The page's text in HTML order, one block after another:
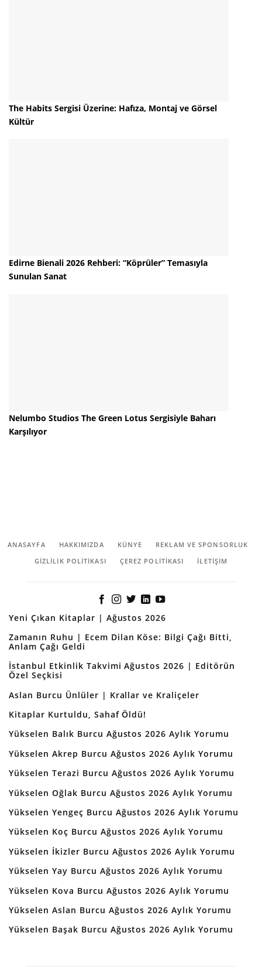
The Habits Sergisi Üzerine: Hafıza, Montaj ve Görsel
Kültür
Edirne Bienali 2026 Rehberi: “Köprüler” Temasıyla
Sunulan Sanat
Nelumbo Studios The Green Lotus Sergisiyle Baharı
Karşılıyor
ANASAYFA HAKKIMIZDA KÜNYE
REKLAM VE SPONSORLUK
GIZLILIK POLITIKASI
ÇEREZ POLITIKASI İLETİŞİM
Yeni Çıkan Kitaplar | Ağustos 2026
Zamanın Ruhu | Ecem Dilan Köse: Bilgi Çağı Bitti,
Anlam Çağı Geldi
İstanbul Etkinlik Takvimi Ağustos 2026 | Editörün
Özel Seçkisi
Aslan Burcu Ünlüler | Krallar ve Kraliçeler
Kitaplar Kurtuldu, Sahaf Öldü!
Yükselen Balık Burcu Ağustos 2026 Aylık Yorumu
Yükselen Akrep Burcu Ağustos 2026 Aylık Yorumu
Yükselen Terazi Burcu Ağustos 2026 Aylık Yorumu
Yükselen Oğlak Burcu Ağustos 2026 Aylık Yorumu
Yükselen Yengeç Burcu Ağustos 2026 Aylık Yorumu
Yükselen Koç Burcu Ağustos 2026 Aylık Yorumu
Yükselen İkizler Burcu Ağustos 2026 Aylık Yorumu
Yükselen Yay Burcu Ağustos 2026 Aylık Yorumu
Yükselen Kova Burcu Ağustos 2026 Aylık Yorumu
Yükselen Aslan Burcu Ağustos 2026 Aylık Yorumu
Yükselen Başak Burcu Ağustos 2026 Aylık Yorumu